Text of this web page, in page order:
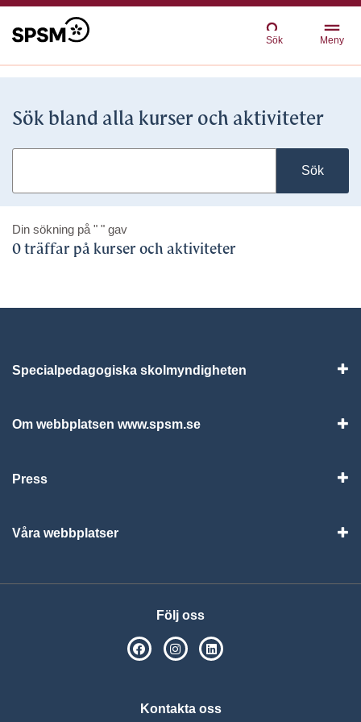
Sök Meny
Sök bland alla kurser och aktiviteter
Sök
Din sökning på " " gav
0 träffar på kurser och aktiviteter
Specialpedagogiska skolmyndigheten
Om webbplatsen www.spsm.se
Press
Våra webbplatser
Följ oss
SPSM på Facebook
SPSM på Instagram
Kontakta oss